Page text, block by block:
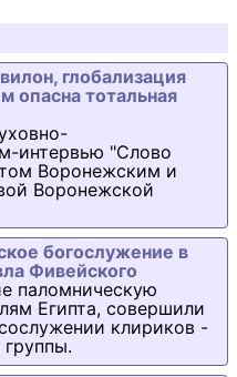
глобализация
опасна тотальная
интервью "Слово
Воронежским и
Воронежской
богослужение в
Фивейского
паломническую
Египта, совершили
клириков -